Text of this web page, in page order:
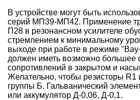
В устройстве могут быть
серий МП39-МП42. Применение
П28 в резонансном усилителе
стремлением к минимальному
выходе при работе в режиме
должен иметь возможно большее
сопротивлений в закрытом и
Желательно, чтобы резисторы R1
группы Б. Гальванический
или аккумулятор Д-0,06, Д-0,1.